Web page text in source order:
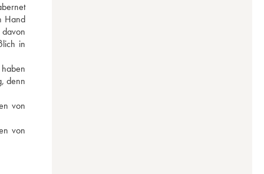
Hand
in
denn
von
von